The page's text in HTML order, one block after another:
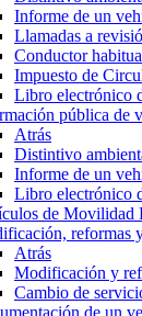
Informe de un
Llamadas a
Conductor
Impuesto de
Libro electrónico
pública de
Atrás
Distintivo
Informe de un
Libro electrónico
de Movilidad
reformas
Atrás
Modificación y
Cambio de